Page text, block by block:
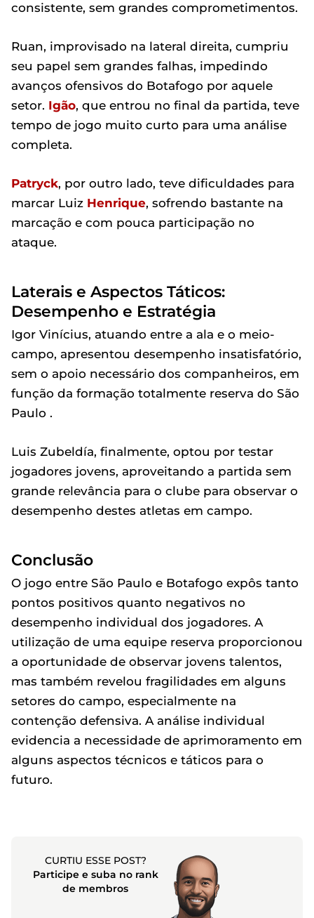
consistente, sem grandes comprometimentos.
Ruan, improvisado na lateral direita, cumpriu
seu papel sem grandes falhas, impedindo
avanços ofensivos do Botafogo por aquele
setor. Igão, que entrou no final da partida, teve
tempo de jogo muito curto para uma análise
completa.
Patryck, por outro lado, teve dificuldades para
marcar Luiz Henrique, sofrendo bastante na
marcação e com pouca participação no
ataque.
Laterais e Aspectos Táticos:
Desempenho e Estratégia
Igor Vinícius, atuando entre a ala e o meio-
campo, apresentou desempenho insatisfatório,
sem o apoio necessário dos companheiros, em
função da formação totalmente reserva do São
Paulo .
Luis Zubeldía, finalmente, optou por testar
jogadores jovens, aproveitando a partida sem
grande relevância para o clube para observar o
desempenho destes atletas em campo.
Conclusão
O jogo entre São Paulo e Botafogo expôs tanto
pontos positivos quanto negativos no
desempenho individual dos jogadores. A
utilização de uma equipe reserva proporcionou
a oportunidade de observar jovens talentos,
mas também revelou fragilidades em alguns
setores do campo, especialmente na
contenção defensiva. A análise individual
evidencia a necessidade de aprimoramento em
alguns aspectos técnicos e táticos para o
futuro.
CURTIU ESSE POST?
Participe e suba no rank
de membros